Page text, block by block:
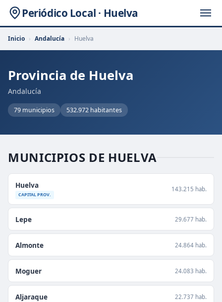
Periódico Local · Huelva
Inicio › Andalucía › Huelva
Provincia de Huelva
Andalucía
79 municipios 532.972 habitantes
MUNICIPIOS DE HUELVA
Huelva
CAPITAL PROV.
143.215 hab.
Lepe 29.677 hab.
Almonte 24.864 hab.
Moguer 24.083 hab.
Aljaraque 22.737 hab.